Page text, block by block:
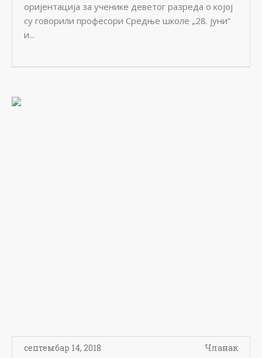
оријентација за ученике деветог разреда о којој
су говорили професори Средње школе „28. јуни“
и...
септембар 14, 2018 Чланак